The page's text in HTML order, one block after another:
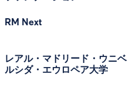
RM Next
レアル・マドリード・ウニベ
ルシダ・エウロペア大学